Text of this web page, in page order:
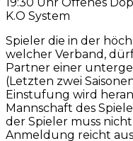
K.O System
Spieler die in der
welcher Verband,
Partner einer
(Letzten zwei
Einstufung wird
Mannschaft des
der Spieler muss
Anmeldung reicht